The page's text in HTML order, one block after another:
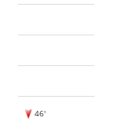
46'